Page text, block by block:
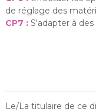
de réglage des
CP7 :S'adapter à des
Le/La titulaire de ce